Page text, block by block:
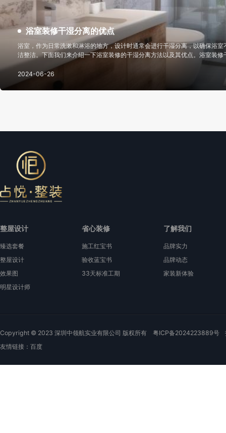
浴室装修干湿分离的优点
浴室，作为日常洗漱和淋浴的地方，设计时通常会进行干湿分离，以确保浴室
洁整洁。下面我们来介绍一下浴室装修的干湿分离方法以及其优点。浴室装修
式：适用于空间有限的浴室。不将整个洗浴间封闭，而是在喷头处设置有效的
汽，又有视觉上的扩容效
2024-06-26
整屋设计
臻选套餐
整屋设计
效果图
明星设计师
省心装修
施工红宝书
验收蓝宝书
33天标准工期
了解我们
品牌实力
品牌动态
家装新体验
Copyright © 2023 深圳中领航实业有限公司 版权所有 粤ICP备2024223889号
友情链接： 百度